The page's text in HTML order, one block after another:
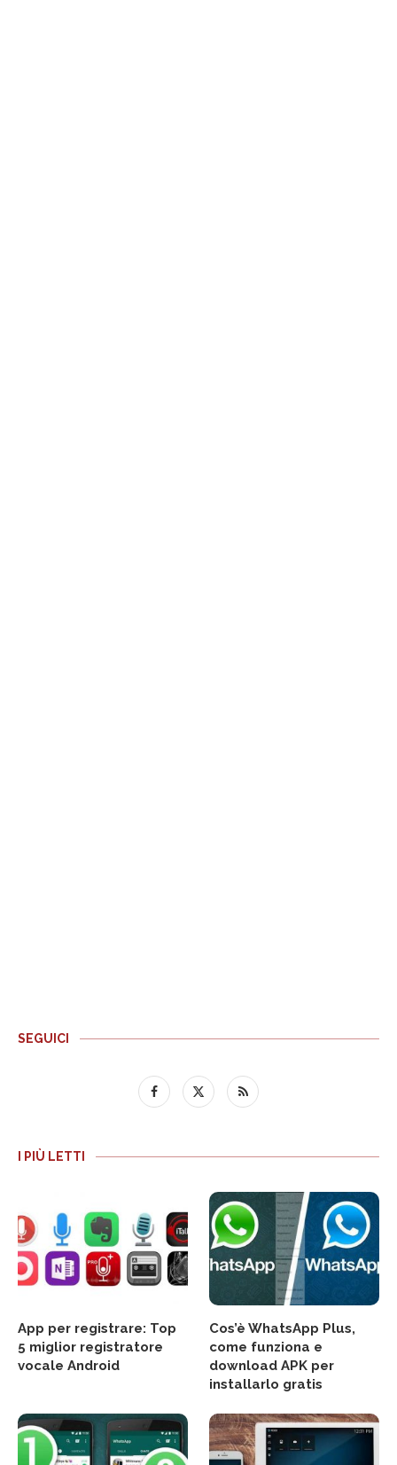
SEGUICI
I PIÙ LETTI
App per registrare: Top
5 miglior registratore
vocale Android
Cos’è WhatsApp Plus,
come funziona e
download APK per
installarlo gratis